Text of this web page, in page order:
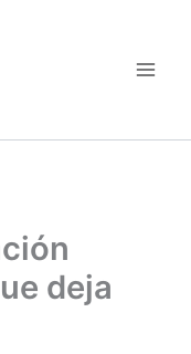
deja